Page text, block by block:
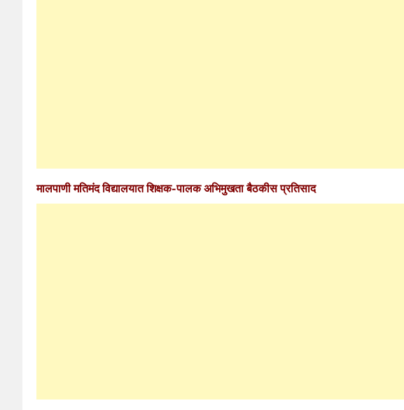
मालपाणी मतिमंद विद्यालयात शिक्षक-पालक अभिमुखता बैठकीस प्रतिसाद